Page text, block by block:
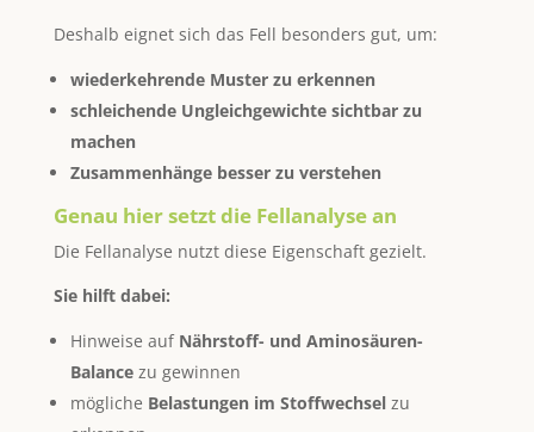
Deshalb eignet sich das Fell besonders gut, um:
wiederkehrende Muster zu erkennen
schleichende Ungleichgewichte sichtbar zu
machen
Zusammenhänge besser zu verstehen
Genau hier setzt die Fellanalyse an
Die Fellanalyse nutzt diese Eigenschaft gezielt.
Sie hilft dabei:
Hinweise auf Nährstoff- und Aminosäuren-
Balancezu gewinnen
mögliche Belastungen im Stoffwechselzu